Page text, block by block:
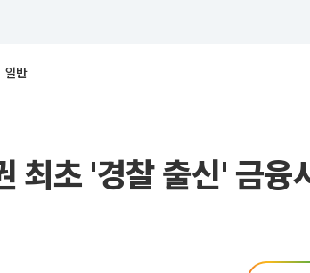
일반
초 '경찰 출신' 금융